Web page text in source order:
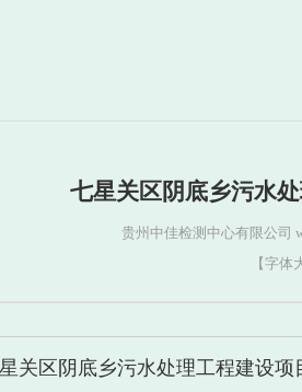
七星关区阴底乡污水
贵州中佳检测中心有限公司
【字体
关区阴底乡污水处理工程建设项